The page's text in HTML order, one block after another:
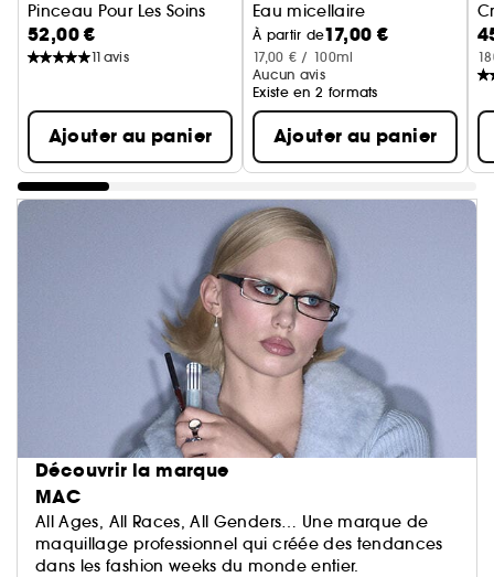
Pinceau Pour Les Soins
52,00 €
11 avis
Ajouter au panier
Eau micellaire
À partir de17,00 €
17,00 € / 100ml
Aucun avis
Existe en 2 formats
Ajouter au panier
Découvrir la marque
MAC
All Ages, All Races, All Genders… Une marque de
maquillage professionnel qui créée des tendances
dans les fashion weeks du monde entier.